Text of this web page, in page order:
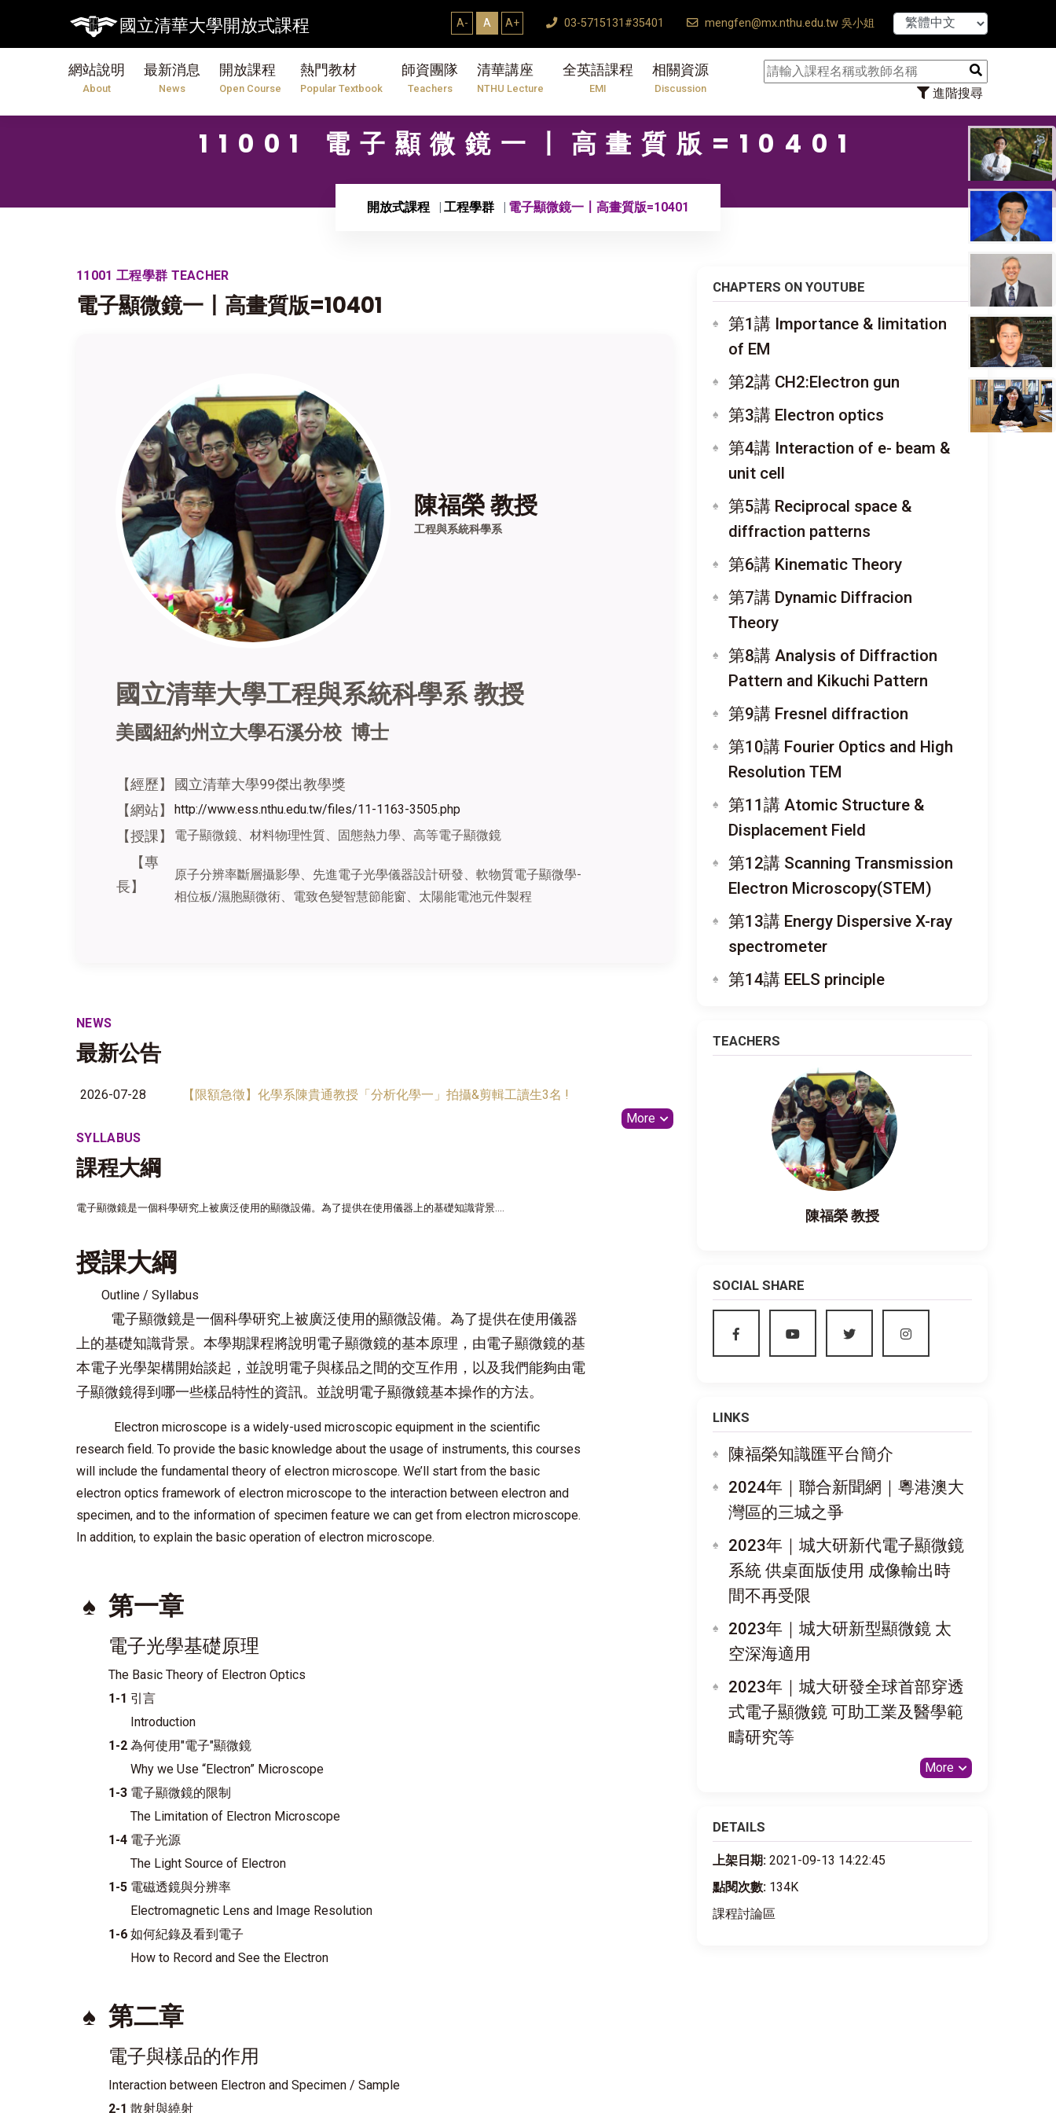
國立清華大學開放式課程 A- A A+ 03-5715131#35401 mengfen@mx.nthu.edu.tw 吳小姐
網站說明
About
最新消息
News
開放課程
Open Course
熱門教材
Popular Textbook
師資團隊
Teachers
清華講座
NTHU Lecture
全英語課程
EMI
相關資源
Discussion 進階搜尋
【7/31】114學年
11001 電子顯微鏡一〡高畫質版=10401
開放式課程 工程學群 電子顯微鏡一〡高畫質版=10401
11001 工程學群 TEACHER
電子顯微鏡一〡高畫質版=10401
陳福榮 教授
工程與系統科學系
國立清華大學工程與系統科學系 教授
美國紐約州立大學石溪分校 博士
【經歷】
國立清華大學99傑出教學獎
【網站】
http://www.ess.nthu.edu.tw/files/11-1163-3505.php
【授課】 電子顯微鏡、材料物理性質、固態熱力學、高等電子顯微鏡
【專
長】
原子分辨率斷層攝影學、先進電子光學儀器設計研發、 軟物質電子顯微學-
相位板/濕胞顯微術、電致色變智慧節能窗、太陽能電池元件製程
NEWS
最新公告
2026-07-28
【限額急徵】化學系陳貴通教授「分析化學一」拍攝&剪輯工讀生3名 !
More
SYLLABUS
課程大綱
電子顯微鏡是一個科學研究上被廣泛使用的顯微設備。為了提供在使用儀器上的基礎知識背景....
授課大綱
Outline / Syllabus
電子顯微鏡是一個科學研究上被廣泛使用的顯微設備。為了提供在使用儀器
上的基礎知識背景。本學期課程將說明電子顯微鏡的基本原理，由電子顯微鏡的基
本電子光學架構開始談起，並說明電子與樣品之間的交互作用，以及我們能夠由電
子顯微鏡得到哪一些樣品特性的資訊。並說明電子顯微鏡基本操作的方法。
Electron microscope is a widely-used microscopic equipment in the scientific
research field. To provide the basic knowledge about the usage of instruments, this courses
will include the fundamental theory of electron microscope. We’ll start from the basic
electron optics framework of electron microscope to the interaction between electron and
specimen, and to the information of specimen feature we can get from electron microscope.
In addition, to explain the basic operation of electron microscope.
♠ 第一章
電子光學基礎原理
The Basic Theory of Electron Optics
1-1 引言
Introduction
1-2 為何使用"電子"顯微鏡
Why we Use “Electron” Microscope
1-3 電子顯微鏡的限制
The Limitation of Electron Microscope
1-4 電子光源
The Light Source of Electron
1-5 電磁透鏡與分辨率
Electromagnetic Lens and Image Resolution
1-6 如何紀錄及看到電子
How to Record and See the Electron
♠ 第二章
電子與樣品的作用
Interaction between Electron and Specimen / Sample
2-1 散射與繞射
CHAPTERS ON YOUTUBE
第1講 Importance & limitation
of EM
第2講 CH2:Electron gun
第3講 Electron optics
第4講 Interaction of e- beam &
unit cell
第5講 Reciprocal space &
diffraction patterns
第6講 Kinematic Theory
第7講 Dynamic Diffracion
Theory
第8講 Analysis of Diffraction
Pattern and Kikuchi Pattern
第9講 Fresnel diffraction
第10講 Fourier Optics and High
Resolution TEM
第11講 Atomic Structure &
Displacement Field
第12講 Scanning Transmission
Electron Microscopy(STEM)
第13講 Energy Dispersive X-ray
spectrometer
第14講 EELS principle
TEACHERS
陳福榮 教授
SOCIAL SHARE
LINKS
陳福榮知識匯平台簡介
2024年｜聯合新聞網｜粵港澳大
灣區的三城之爭
2023年｜城大研新代電子顯微鏡
系統 供桌面版使用 成像輸出時
間不再受限
2023年｜城大研新型顯微鏡 太
空深海適用
2023年｜城大研發全球首部穿透
式電子顯微鏡 可助工業及醫學範
疇研究等
More
DETAILS
上架日期: 2021-09-13 14:22:45
點閱次數: 134K
課程討論區